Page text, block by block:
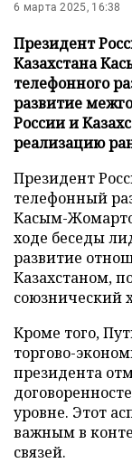
6 марта 2025, 16:38
Президент
Казахстана
телефонного
развитие
России и
реализацию
Президент
телефонный
Касым-
ходе беседы
развитие
Казахстаном,
союзнический
Кроме того,
торгово-
президента
уровне. Этот
важным в
связей.